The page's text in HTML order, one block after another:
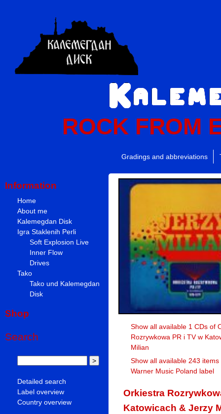
ROCK FROM
Gradings and abbreviations
Information
Home
About me
Kalemegdan Disk
Igra Staklenih Perli
Soft Explosion Live
Inner Flow
Drives
Tako
Tako und Kalemegdan
Disk
Shop
Search
Detailed search
Label overview
Country overview
Show all available 1 CDs of
Rozrywkowa PR i TV w
Milian
Show all available 243
Warner Music Poland label
Orkiestra
Katowicach & Jerzy